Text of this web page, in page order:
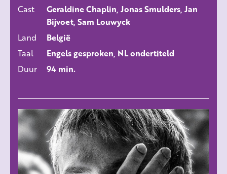
Cast
Geraldine Chaplin, Jonas Smulders, Jan
Bijvoet, Sam Louwyck
Land
België
Taal
Engels gesproken, NL ondertiteld
Duur
94 min.